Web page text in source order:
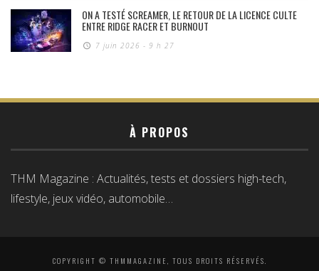
ON A TESTÉ SCREAMER, LE RETOUR DE LA LICENCE CULTE
ENTRE RIDGE RACER ET BURNOUT
7 juin 2026 - 9 h 27
À PROPOS
THM Magazine : Actualités, tests et dossiers high-tech,
lifestyle, jeux vidéo, automobile…
COPYRIGHT © THMMAGAZINE, TOUS DROITS RÉSERVÉS.